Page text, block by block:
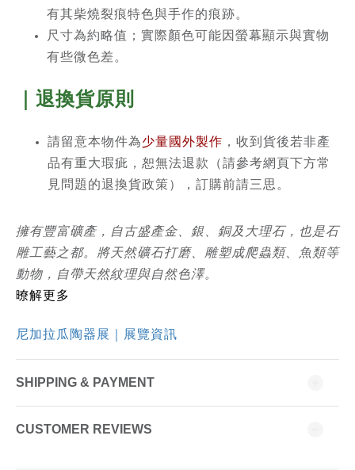
有其柴燒裂痕特色與手作的痕跡。
尺寸為約略值；實際顏色可能因螢幕顯示與實物
有些微色差。
｜退換貨原則
請留意本物件為少量國外製作 ，收到貨後若非產
品有重大瑕疵，恕無法退款（請參考網頁下方常
見問題的退換貨政策），訂購前請三思。
擁有豐富礦產，自古盛產金、銀、銅及大理石，也是石
雕工藝之都。將天然礦石打磨、雕塑成爬蟲類、魚類等
動物，自帶天然紋理與自然色澤。
暸解更多
尼加拉瓜陶器展｜展覽資訊
SHIPPING & PAYMENT
CUSTOMER REVIEWS